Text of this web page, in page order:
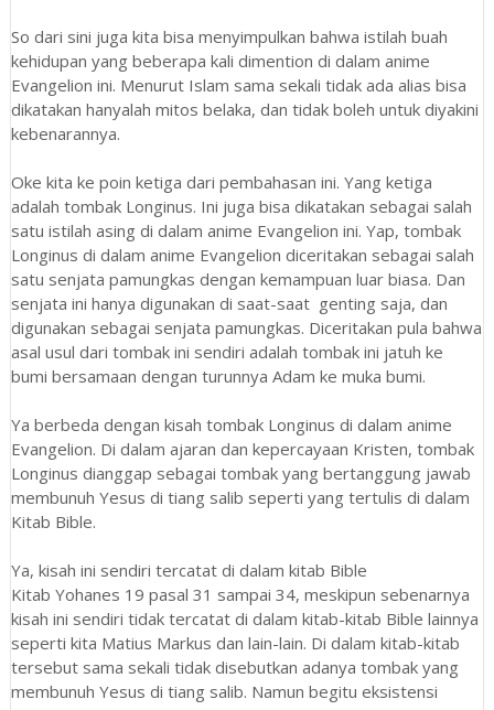
So dari sini juga kita bisa menyimpulkan bahwa istilah buah
kehidupan yang beberapa kali dimention di dalam anime
Evangelion ini. Menurut Islam sama sekali tidak ada alias bisa
dikatakan hanyalah mitos belaka, dan tidak boleh untuk diyakini
kebenarannya.
Oke kita ke poin ketiga dari pembahasan ini. Yang ketiga
adalah tombak Longinus. Ini juga bisa dikatakan sebagai salah
satu istilah asing di dalam anime Evangelion ini. Yap, tombak
Longinus di dalam anime Evangelion diceritakan sebagai salah
satu senjata pamungkas dengan kemampuan luar biasa. Dan
senjata ini hanya digunakan di saat-saat genting saja, dan
digunakan sebagai senjata pamungkas. Diceritakan pula bahwa
asal usul dari tombak ini sendiri adalah tombak ini jatuh ke
bumi bersamaan dengan turunnya Adam ke muka bumi.
Ya berbeda dengan kisah tombak Longinus di dalam anime
Evangelion. Di dalam ajaran dan kepercayaan Kristen, tombak
Longinus dianggap sebagai tombak yang bertanggung jawab
membunuh Yesus di tiang salib seperti yang tertulis di dalam
Kitab Bible.
Ya, kisah ini sendiri tercatat di dalam kitab Bible
Kitab Yohanes 19 pasal 31 sampai 34, meskipun sebenarnya
kisah ini sendiri tidak tercatat di dalam kitab-kitab Bible lainnya
seperti kita Matius Markus dan lain-lain. Di dalam kitab-kitab
tersebut sama sekali tidak disebutkan adanya tombak yang
membunuh Yesus di tiang salib. Namun begitu eksistensi